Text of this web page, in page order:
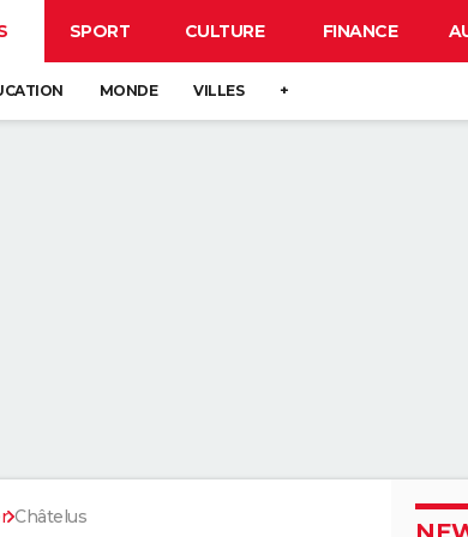
SPORT CULTURE FINANCE
MONDE VILLES +
Châtelus